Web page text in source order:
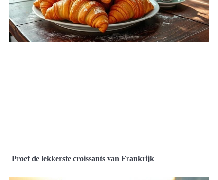
Proef de lekkerste croissants van Frankrijk